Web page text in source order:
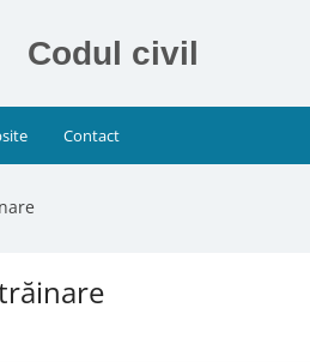
Codul civil
Contact